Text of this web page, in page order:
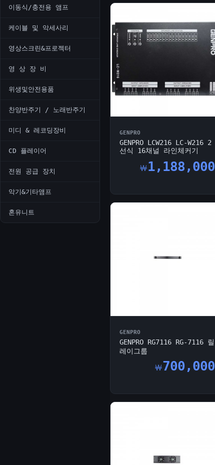
이동식/충전용 앰프
케이블 및 악세사리
영상스크린&프로젝터
영 상 장 비
위생및안전용품
찬양반주기 / 노래반주기
미디 & 레코딩장비
CD 플레이어
전원 공급 장치
악기&기타앰프
혼유니트
GENPRO
GENPRO LCW216 LC-W216 2
선식 16채널 라인체커기
￦1,188,000
GENPRO
GENPRO RG7116 RG-7116 릴
레이그룹
￦700,000